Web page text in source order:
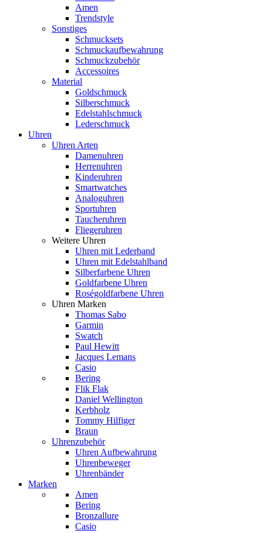
Amen
Trendstyle
Sonstiges
Schmucksets
Schmuckaufbewahrung
Schmuckzubehör
Accessoires
Material
Goldschmuck
Silberschmuck
Edelstahlschmuck
Lederschmuck
Uhren
Uhren Arten
Damenuhren
Herrenuhren
Kinderuhren
Smartwatches
Analoguhren
Sportuhren
Taucheruhren
Fliegeruhren
Weitere Uhren
Uhren mit Lederband
Uhren mit Edelstahlband
Silberfarbene Uhren
Goldfarbene Uhren
Roségoldfarbene Uhren
Uhren Marken
Thomas Sabo
Garmin
Swatch
Paul Hewitt
Jacques Lemans
Casio
Bering
Flik Flak
Daniel Wellington
Kerbholz
Tommy Hilfiger
Braun
Uhrenzubehör
Uhren Aufbewahrung
Uhrenbeweger
Uhrenbänder
Marken
Amen
Bering
Bronzallure
Casio